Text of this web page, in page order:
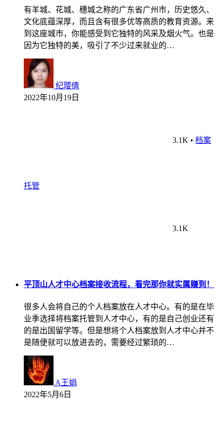
有羊城、花城、穗城之称的广东省广州市，历史悠久、
文化底蕴深厚，而且含有很多优等高质的教育资源。来
到这座城市，你能感受到它独特的风采及烟火气。也是
因为它独特的美，吸引了不少过来就业的…
纪璎倩
2022年10月19日
3.1K • 档案
托管
3.1K
平顶山人才中心档案接收流程，看完那你就实属赚到！
很多人会将自己的个人档案放在人才中心。有的是在毕
业季选择将档案托管到人才中心，有的是自己创业还有
的是出国留学等。但是想将个人档案放到人才中心并不
是随便就可以放进去的，需要经过繁琐的…
A王娟
2022年5月6日